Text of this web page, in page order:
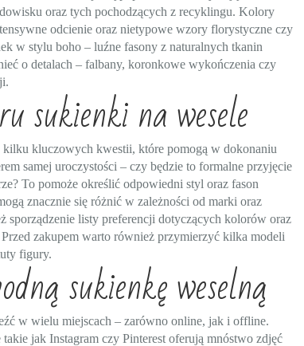
oraz tych pochodzących z recyklingu. Kolory
odcienie oraz nietypowe wzory florystyczne czy
w stylu boho – luźne fasony z naturalnych tkanin
o detalach – falbany, koronkowe wykończenia czy
sukienki na wesele
kluczowych kwestii, które pomogą w dokonaniu
samej uroczystości – czy będzie to formalne przyjęcie
To pomoże określić odpowiedni styl oraz fason
znacznie się różnić w zależności od marki oraz
sporządzenie listy preferencji dotyczących kolorów oraz
zakupem warto również przymierzyć kilka modeli
figury.
sukienkę weselną
w wielu miejscach – zarówno online, jak i offline.
jak Instagram czy Pinterest oferują mnóstwo zdjęć